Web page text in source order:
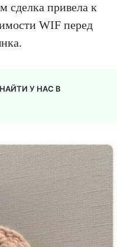
сделка привела к
WIF перед
У НАС В